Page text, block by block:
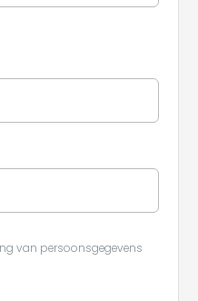
van persoonsgegevens